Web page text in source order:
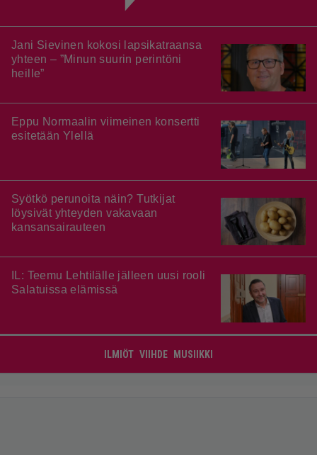
Jani Sievinen kokosi lapsikatraansa
yhteen – ”Minun suurin perintöni
heille”
Eppu Normaalin viimeinen konsertti
esitetään Ylellä
Syötkö perunoita näin? Tutkijat
löysivät yhteyden vakavaan
kansansairauteen
IL: Teemu Lehtilälle jälleen uusi rooli
Salatuissa elämissä
ILMIÖT VIIHDE MUSIIKKI